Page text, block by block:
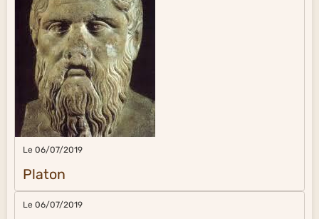
Le 06/07/2019
Platon
Le 06/07/2019